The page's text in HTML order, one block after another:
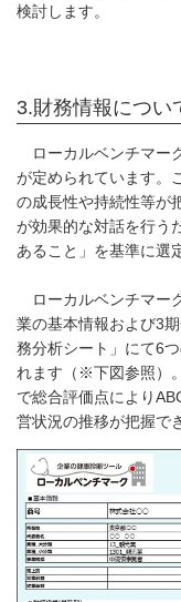
検討します。
3.財務情報につい
ローカルベンチマー
が定められています。
の成長性や持続性等が
が効果的な対話を行う
あること」を基準に選
ローカルベンチマー
業の基本情報および3
務分析シート」にて6
れます（※下図参照）
で総合評価点により
営状況の推移が把握で